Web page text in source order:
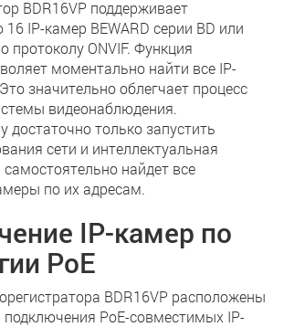
BDR16VP поддерживает
IP-камер BEWARD серии BD или
протоколу ONVIF. Функция
моментально найти все IP-
значительно облегчает процесс
видеонаблюдения.
достаточно только запустить
сети и интеллектуальная
найдет все
по их адресам.
IP-камер по
PoE
BDR16VP расположены
PoE-совместимых IP-